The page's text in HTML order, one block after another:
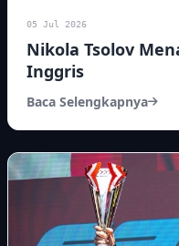
05 Jul 2026
Nikola Tsolov
Inggris
Baca Selengkapnya